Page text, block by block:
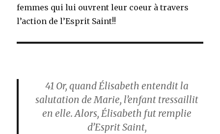
femmes qui lui ouvrent leur coeur à travers
l’action de l’Esprit Saint!!
41 Or, quand Élisabeth entendit la
salutation de Marie, l’enfant tressaillit
en elle. Alors, Élisabeth fut remplie
d’Esprit Saint,